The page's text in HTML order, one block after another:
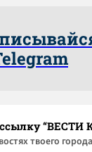
“ВЕСТИ
твоего